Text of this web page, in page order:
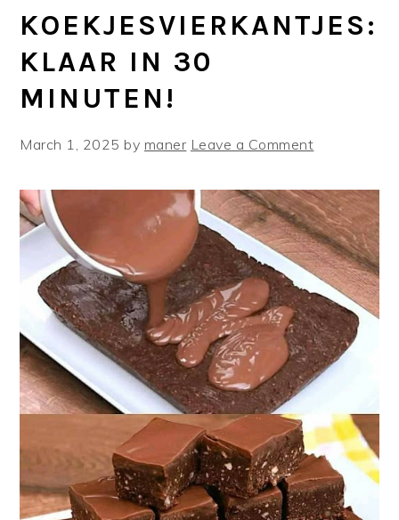
KOEKJESVIERKANTJES:
KLAAR IN 30
MINUTEN!
March 1, 2025 by maner Leave a Comment